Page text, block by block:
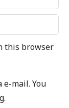
this browser
mail. You